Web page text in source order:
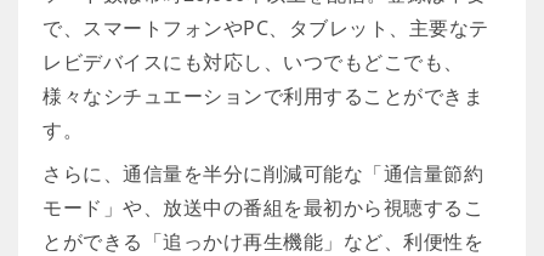
で、スマートフォンやPC、タブレット、主要なテ
レビデバイスにも対応し、いつでもどこでも、
様々なシチュエーションで利用することができま
す。
さらに、通信量を半分に削減可能な「通信量節約
モード」や、放送中の番組を最初から視聴するこ
とができる「追っかけ再生機能」など、利便性を